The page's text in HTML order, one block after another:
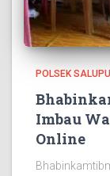
POLSEK
Imbau
Online